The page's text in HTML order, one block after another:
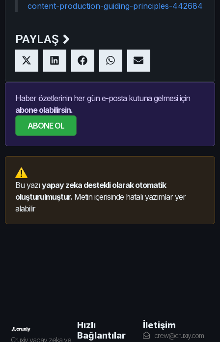
content-production-guiding-principles-442684
PAYLAŞ
Haber özetlerinin her gün e-posta kutuna gelmesi için
abone olabilirsin.
ABONE OL
Bu yazıyapay zeka destekli olarak otomatik
oluşturulmuştur. Metin içerisinde hatalı yazımlar yer
alabilir
Cruxiy yapay zeka ve
Hızlı
Bağlantılar
İletişim
crew@cruxiy.com